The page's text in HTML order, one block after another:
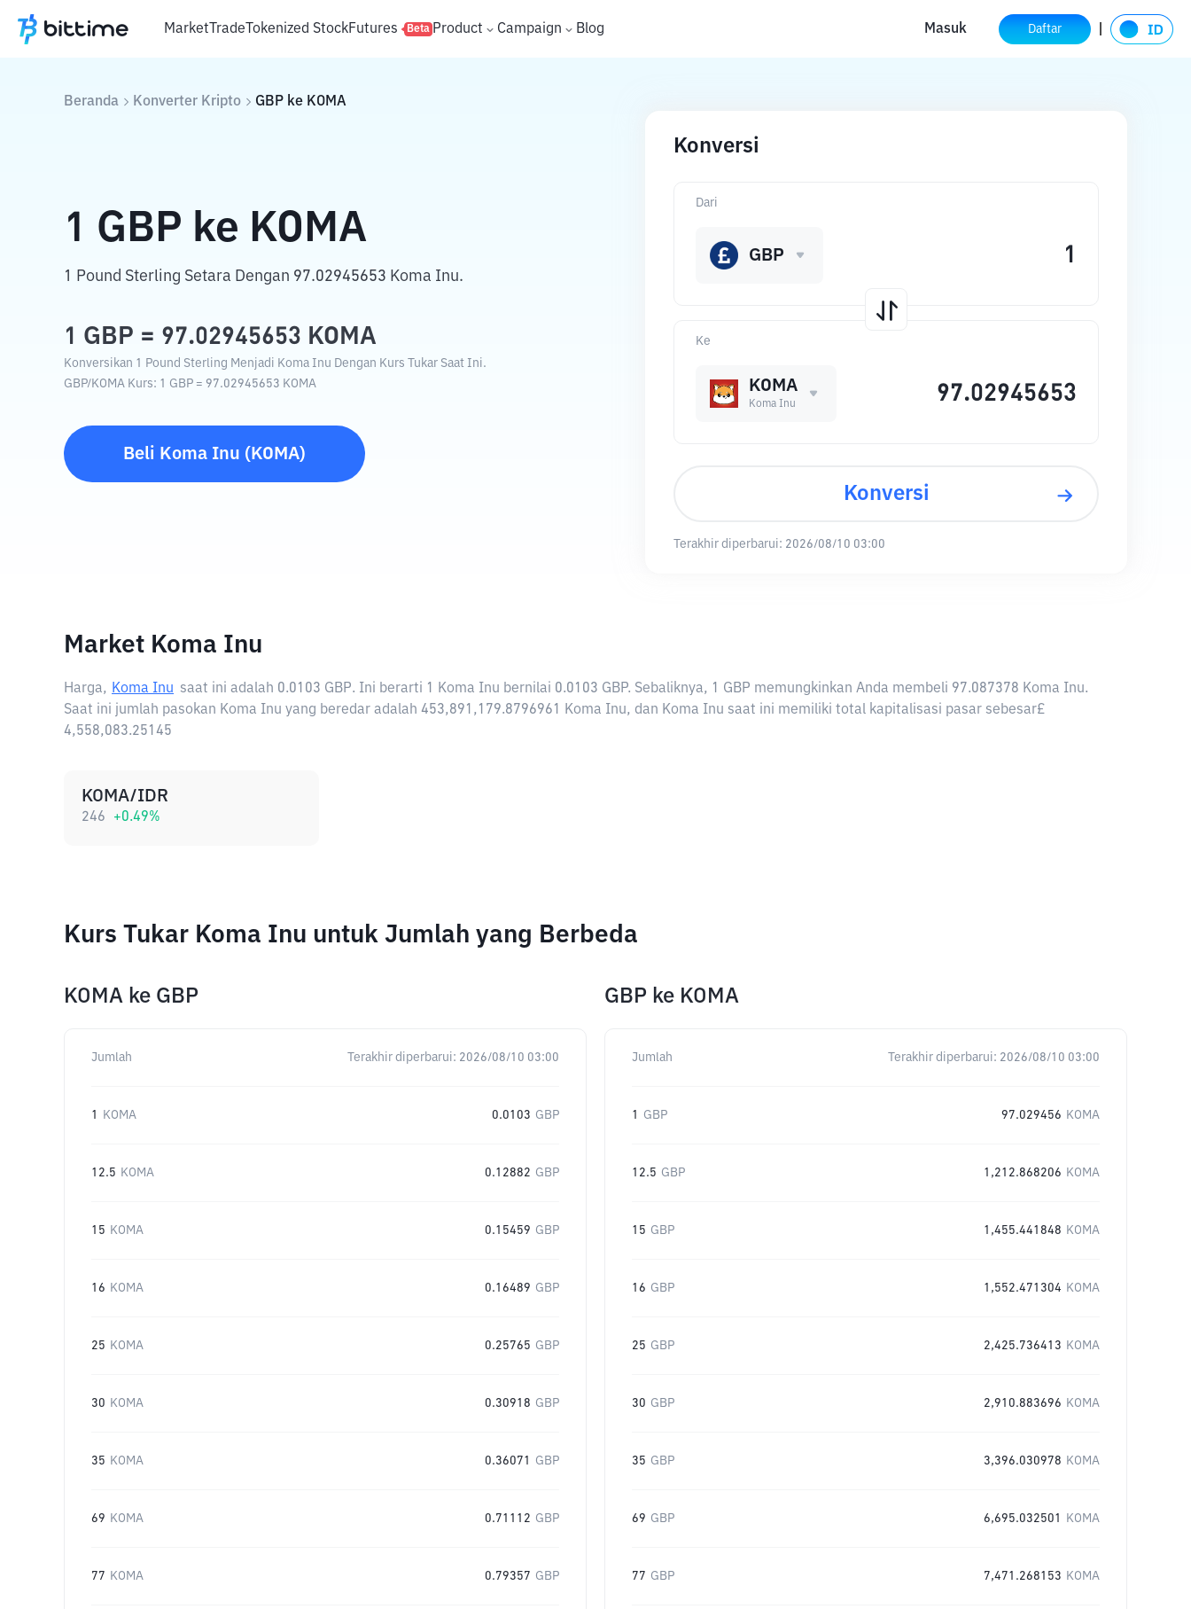
MarketTradeTokenized StockFutures Beta Product Campaign Blog Masuk Daftar
Beranda Konverter Kripto GBP ke KOMA
1 GBP ke KOMA
1 Pound Sterling Setara Dengan 97.02945653 Koma Inu.
1 GBP = 97.02945653 KOMA
Konversikan 1 Pound Sterling Menjadi Koma Inu Dengan Kurs Tukar Saat Ini.
GBP/KOMA Kurs: 1 GBP = 97.02945653 KOMA
Beli Koma Inu ( KOMA)
Konversi
Ke
KOMA
Koma Inu
Dari
GBP
Konversi
Terakhir diperbarui: 2026/08/10 03:00
Market Koma Inu
Harga, Koma Inu saat ini adalah 0.0103 GBP. Ini berarti 1 Koma Inu bernilai 0.0103 GBP. Sebaliknya, 1 GBP memungkinkan Anda membeli 97.087378 Koma Inu.
Saat ini jumlah pasokan Koma Inu yang beredar adalah 453,891,179.8796961 Koma Inu, dan Koma Inu saat ini memiliki total kapitalisasi pasar sebesar£
4,558,083.25145
KOMA/IDR
246 +0.49%
Kurs Tukar Koma Inu untuk Jumlah yang Berbeda
KOMA ke GBP
Jumlah Terakhir diperbarui: 2026/08/10 03:00
1 KOMA 0.0103 GBP
12.5 KOMA 0.12882 GBP
15 KOMA 0.15459 GBP
16 KOMA 0.16489 GBP
25 KOMA 0.25765 GBP
30 KOMA 0.30918 GBP
35 KOMA 0.36071 GBP
69 KOMA 0.71112 GBP
77 KOMA 0.79357 GBP
GBP ke KOMA
Jumlah Terakhir diperbarui: 2026/08/10 03:00
1 GBP 97.029456 KOMA
12.5 GBP 1,212.868206 KOMA
15 GBP 1,455.441848 KOMA
16 GBP 1,552.471304 KOMA
25 GBP 2,425.736413 KOMA
30 GBP 2,910.883696 KOMA
35 GBP 3,396.030978 KOMA
69 GBP 6,695.032501 KOMA
77 GBP 7,471.268153 KOMA